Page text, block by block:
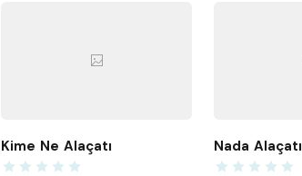
Kime Ne Alaçatı Nada Alaçatı